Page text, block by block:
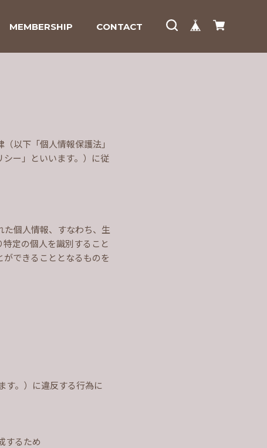
MEMBERSHIP CONTACT
以下「個人情報保護法」
ー」といいます。）に従
個人情報、すなわち、生
定の個人を識別すること
できることとなるものを
す。）に違反する行為に
するため